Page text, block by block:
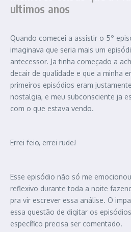
ultimos anos
Quando comecei a assistir o 5º
imaginava que seria mais um
antecessor. Ja tinha começado a
decair de qualidade e que a minha
primeiros episódios eram
nostalgia, e meu subconsciente ja
com o que estava vendo.
Errei feio, errei rude!
Esse episódio não só me
reflexivo durante toda a noite
pra vir escrever essa análise. O
essa questão de digitar os
específico precisa ser comentado.